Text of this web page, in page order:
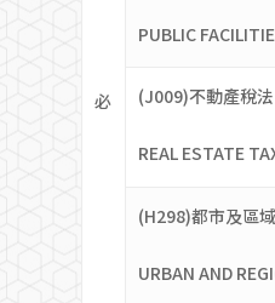
必
PUBLIC
(J009)不動產稅法
REAL ESTATE
(H298)都市及區
URBAN AND